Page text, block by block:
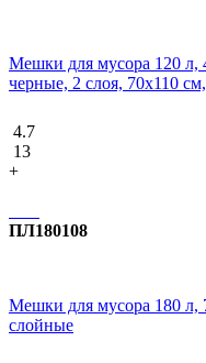
Мешки для мусора 120
черные, 2 слоя, 70x110
4.7
13
+
ПЛ180108
Мешки для мусора 180
слойные